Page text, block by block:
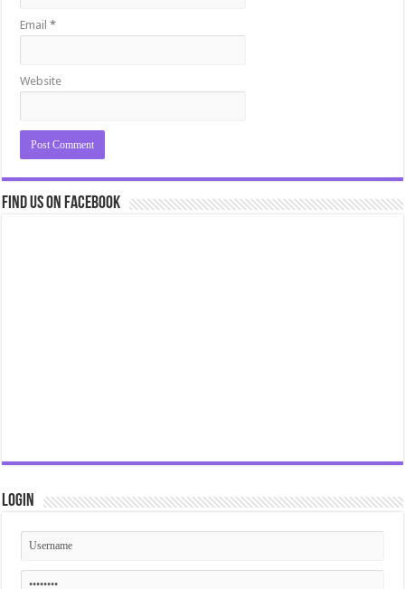
Email*
Website
Find us on Facebook
Login